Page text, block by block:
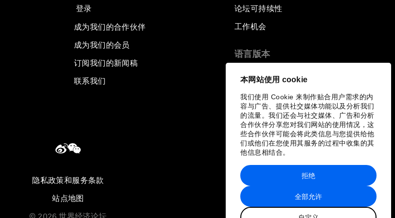
本网站使用 cookie
我们使用 Cookie 来制作贴合用户需求的内
容与广告、提供社交媒体功能以及分析我们
的流量。我们还会与社交媒体、广告和分析
合作伙伴分享您对我们网站的使用情况，这
些合作伙伴可能会将此类信息与您提供给他
们或他们在您使用其服务的过程中收集的其
他信息相结合。
全部允许
拒绝
登录
成为我们的合作伙伴
成为我们的会员
订阅我们的新闻稿
联系我们
论坛可持续性
工作机会
语言版本
隐私政策和服务条款
站点地图